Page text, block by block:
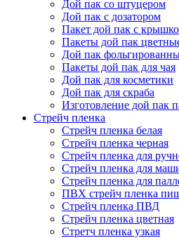
Дой пак со штуцером
Дой пак с дозатором
Пакет дой пак с
Пакеты дой пак
Дой пак
Пакеты дой пак для чая
Дой пак для косметики
Дой пак для скраба
Изготовление дой пак
Стрейч пленка
Стрейч пленка белая
Стрейч пленка черная
Стрейч пленка для
Стрейч пленка для
Стрейч пленка для
ПВХ стрейч пленка
Cтрейч пленка ПВД
Стрейч пленка цветная
Стретч пленка узкая